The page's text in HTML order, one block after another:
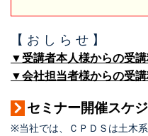
【 お し ら せ 】
▼受講者本人様からの受
▼会社担当者様からの受
セミナー開催スケ
※当社では、ＣＰＤＳは土木